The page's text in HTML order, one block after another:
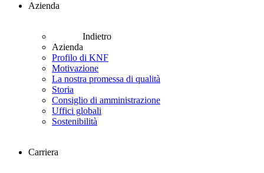
Azienda
Indietro
Azienda
Profilo di KNF
Motivazione
La nostra promessa di qualità
Storia
Consiglio di amministrazione
Uffici globali
Sostenibilità
Carriera